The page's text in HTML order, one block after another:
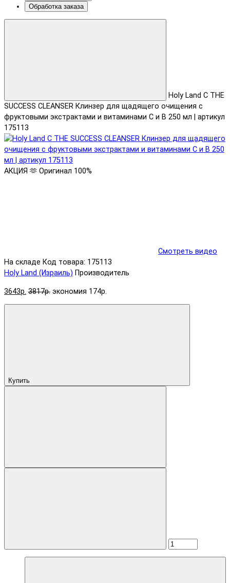
Обработка заказа
Holy Land C THE
SUCCESS CLEANSER Клинзер для щадящего очищения с
фруктовыми экстрактами и витаминами С и B 250 мл | артикул
175113
АКЦИЯ 🫶 Оригинал 100%
Смотреть видео
На складе Код товара: 175113
Holy Land (Израиль) Производитель
3643р. 3817р. экономия 174р.
Купить